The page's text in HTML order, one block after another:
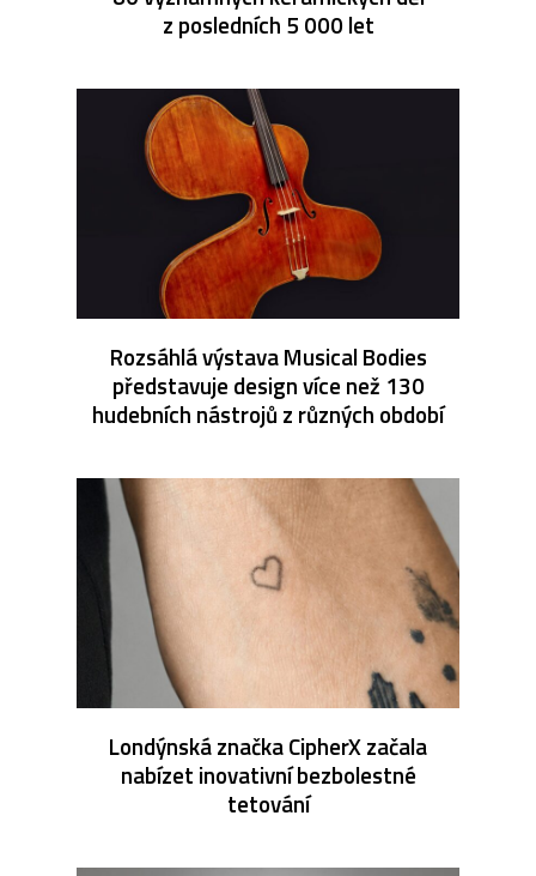
z posledních 5 000 let
Rozsáhlá výstava Musical Bodies
představuje design více než 130
hudebních nástrojů z různých období
Londýnská značka CipherX začala
nabízet inovativní bezbolestné
tetování